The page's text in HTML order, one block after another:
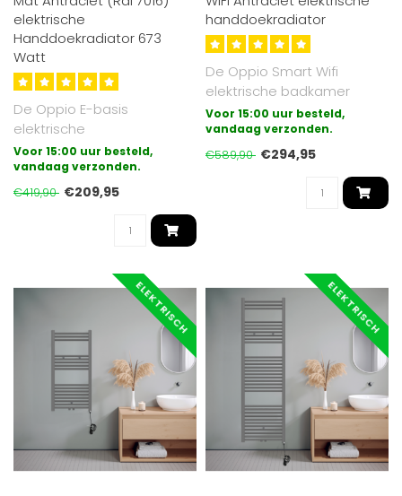
elektrische
Handdoekradiator 673
Watt
De Oppio E-basis
elektrische
badkamerradiator is de
meest eenvoudige vorm
van el..
Voor 15:00 uur besteld,
vandaag verzonden.
€419,90 €209,95
handdoekradiator
De Oppio Smart Wifi
elektrische badkamer
radiator met draadloze
bediening (wifi ..
Voor 15:00 uur besteld,
vandaag verzonden.
€589,90 €294,95
ELEKTRISCH ELEKTRISCH